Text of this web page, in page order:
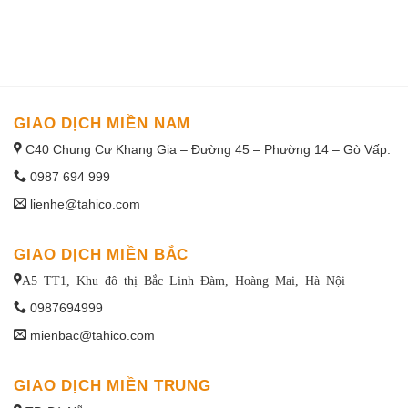
GIAO DỊCH MIỀN NAM
C40 Chung Cư Khang Gia – Đường 45 – Phường 14 – Gò Vấp.
0987 694 999
lienhe@tahico.com
GIAO DỊCH MIỀN BẮC
A5 TT1, Khu đô thị Bắc Linh Đàm, Hoàng Mai, Hà Nội
0987694999
mienbac@tahico.com
GIAO DỊCH MIỀN TRUNG